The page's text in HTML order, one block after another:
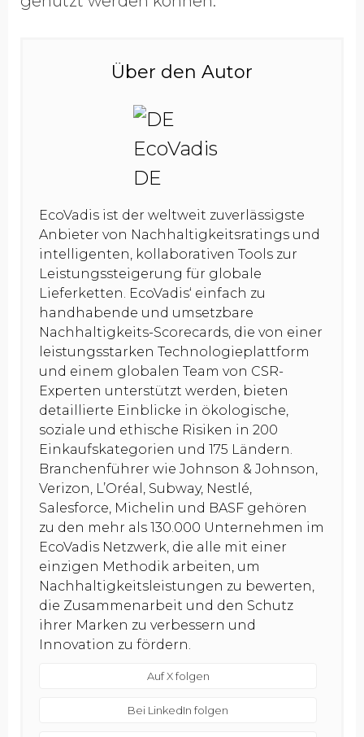
Über den Autor
EcoVadis ist der weltweit zuverlässigste
Anbieter von Nachhaltigkeitsratings und
intelligenten, kollaborativen Tools zur
Leistungssteigerung für globale
Lieferketten. EcoVadis‘ einfach zu
handhabende und umsetzbare
Nachhaltigkeits-Scorecards, die von einer
leistungsstarken Technologieplattform
und einem globalen Team von CSR-
Experten unterstützt werden, bieten
detaillierte Einblicke in ökologische,
soziale und ethische Risiken in 200
Einkaufskategorien und 175 Ländern.
Branchenführer wie Johnson & Johnson,
Verizon, L’Oréal, Subway, Nestlé,
Salesforce, Michelin und BASF gehören
zu den mehr als 130.000 Unternehmen im
EcoVadis Netzwerk, die alle mit einer
einzigen Methodik arbeiten, um
Nachhaltigkeitsleistungen zu bewerten,
die Zusammenarbeit und den Schutz
ihrer Marken zu verbessern und
Innovation zu fördern.
Auf X folgen
Bei LinkedIn folgen